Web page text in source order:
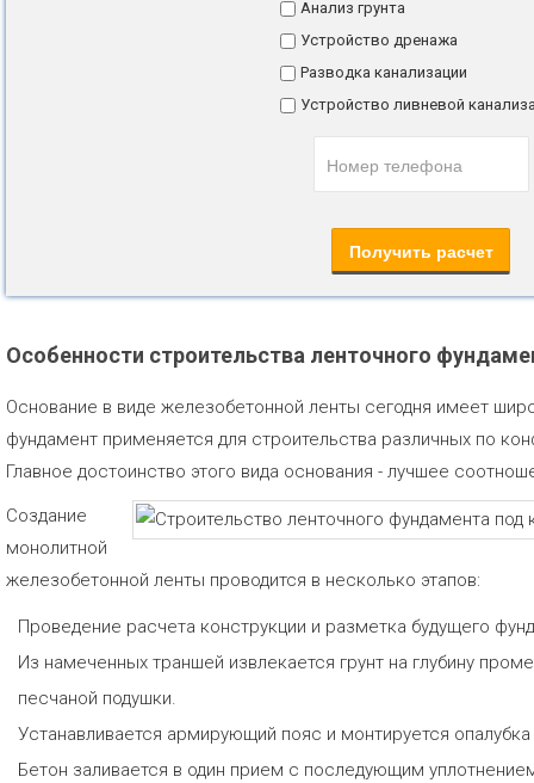
Анализ грунта
Устройство дренажа
Разводка канализации
Устройство ливневой
Особенности строительства ленточного
Основание в виде железобетонной ленты сегодня имеет
фундамент применяется для строительства различных по
Главное достоинство этого вида основания - лучшее
Создание
монолитной
железобетонной ленты проводится в несколько этапов:
Проведение расчета конструкции и разметка будущего
Из намеченных траншей извлекается грунт на глубину
песчаной подушки.
Устанавливается армирующий пояс и монтируется опалубка
Бетон заливается в один прием с последующим